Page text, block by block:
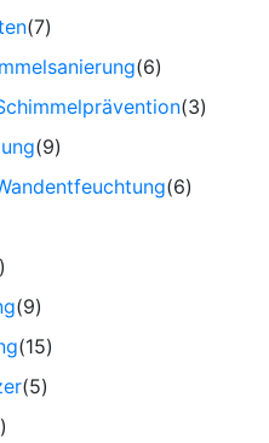
(7)
(6)
(3)
(9)
(6)
)
(9)
(15)
(5)
)